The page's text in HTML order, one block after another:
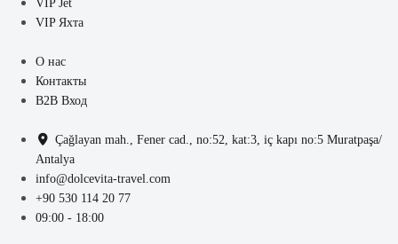
VIP Jet
VIP Яхта
О нас
Контакты
B2B Вход
Çağlayan mah., Fener cad., no:52, kat:3, iç kapı no:5 Muratpaşa/
Antalya
info@dolcevita-travel.com
+90 530 114 20 77
09:00 - 18:00